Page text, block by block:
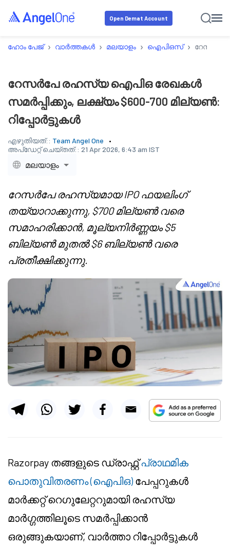
Open Demat Account
ഹോം പേജ് › വാർത്തകൾ › മലയാളം › ഐപിഒസ് › റേസർപേ
റേസർപേ രഹസ്യ ഐപിഒ രേഖകൾ
സമർപ്പിക്കും, ലക്ഷ്യം $600-700 മില്യൺ:
റിപ്പോർട്ടുകൾ
എഴുതിയത്:: Team Angel One
അപ്‌ഡേറ്റ് ചെയ്തത്:: 21 Apr 2026, 6:43 am IST
മലയാളം
റേസർപേ രഹസ്യമായ IPO ഫയലിംഗ്
തയ്യാറാക്കുന്നു, $700 മില്യൺ വരെ
സമാഹരിക്കാൻ, മൂല്യനിർണ്ണയം $5
ബില്യൺ മുതൽ $6 ബില്യൺ വരെ
പ്രതീക്ഷിക്കുന്നു.
Razorpay തങ്ങളുടെ ഡ്രാഫ്റ്റ്പ്രാഥമിക
പൊതുവിതരണം (ഐപിഒ)പേപ്പറുകൾ
മാർക്കറ്റ് റെഗുലേറ്ററുമായി രഹസ്യ
മാർഗ്ഗത്തിലൂടെ സമർപ്പിക്കാൻ
ഒരുങ്ങുകയാണ്, വാർത്താ റിപ്പോർട്ടുകൾ